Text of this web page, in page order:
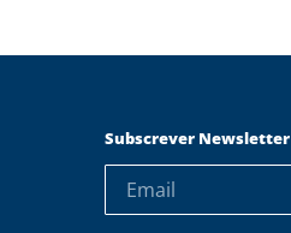
Subscrever Newsletter